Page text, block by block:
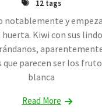
12 tags
notablemente y
Kiwi con sus
parecen ser los
blanca
Read More